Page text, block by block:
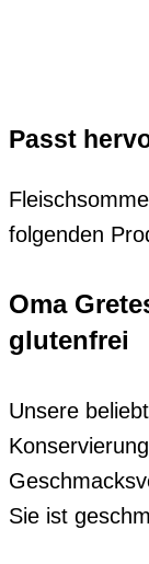
Passt
folgenden
Oma
glutenfrei
Unsere
Sie ist